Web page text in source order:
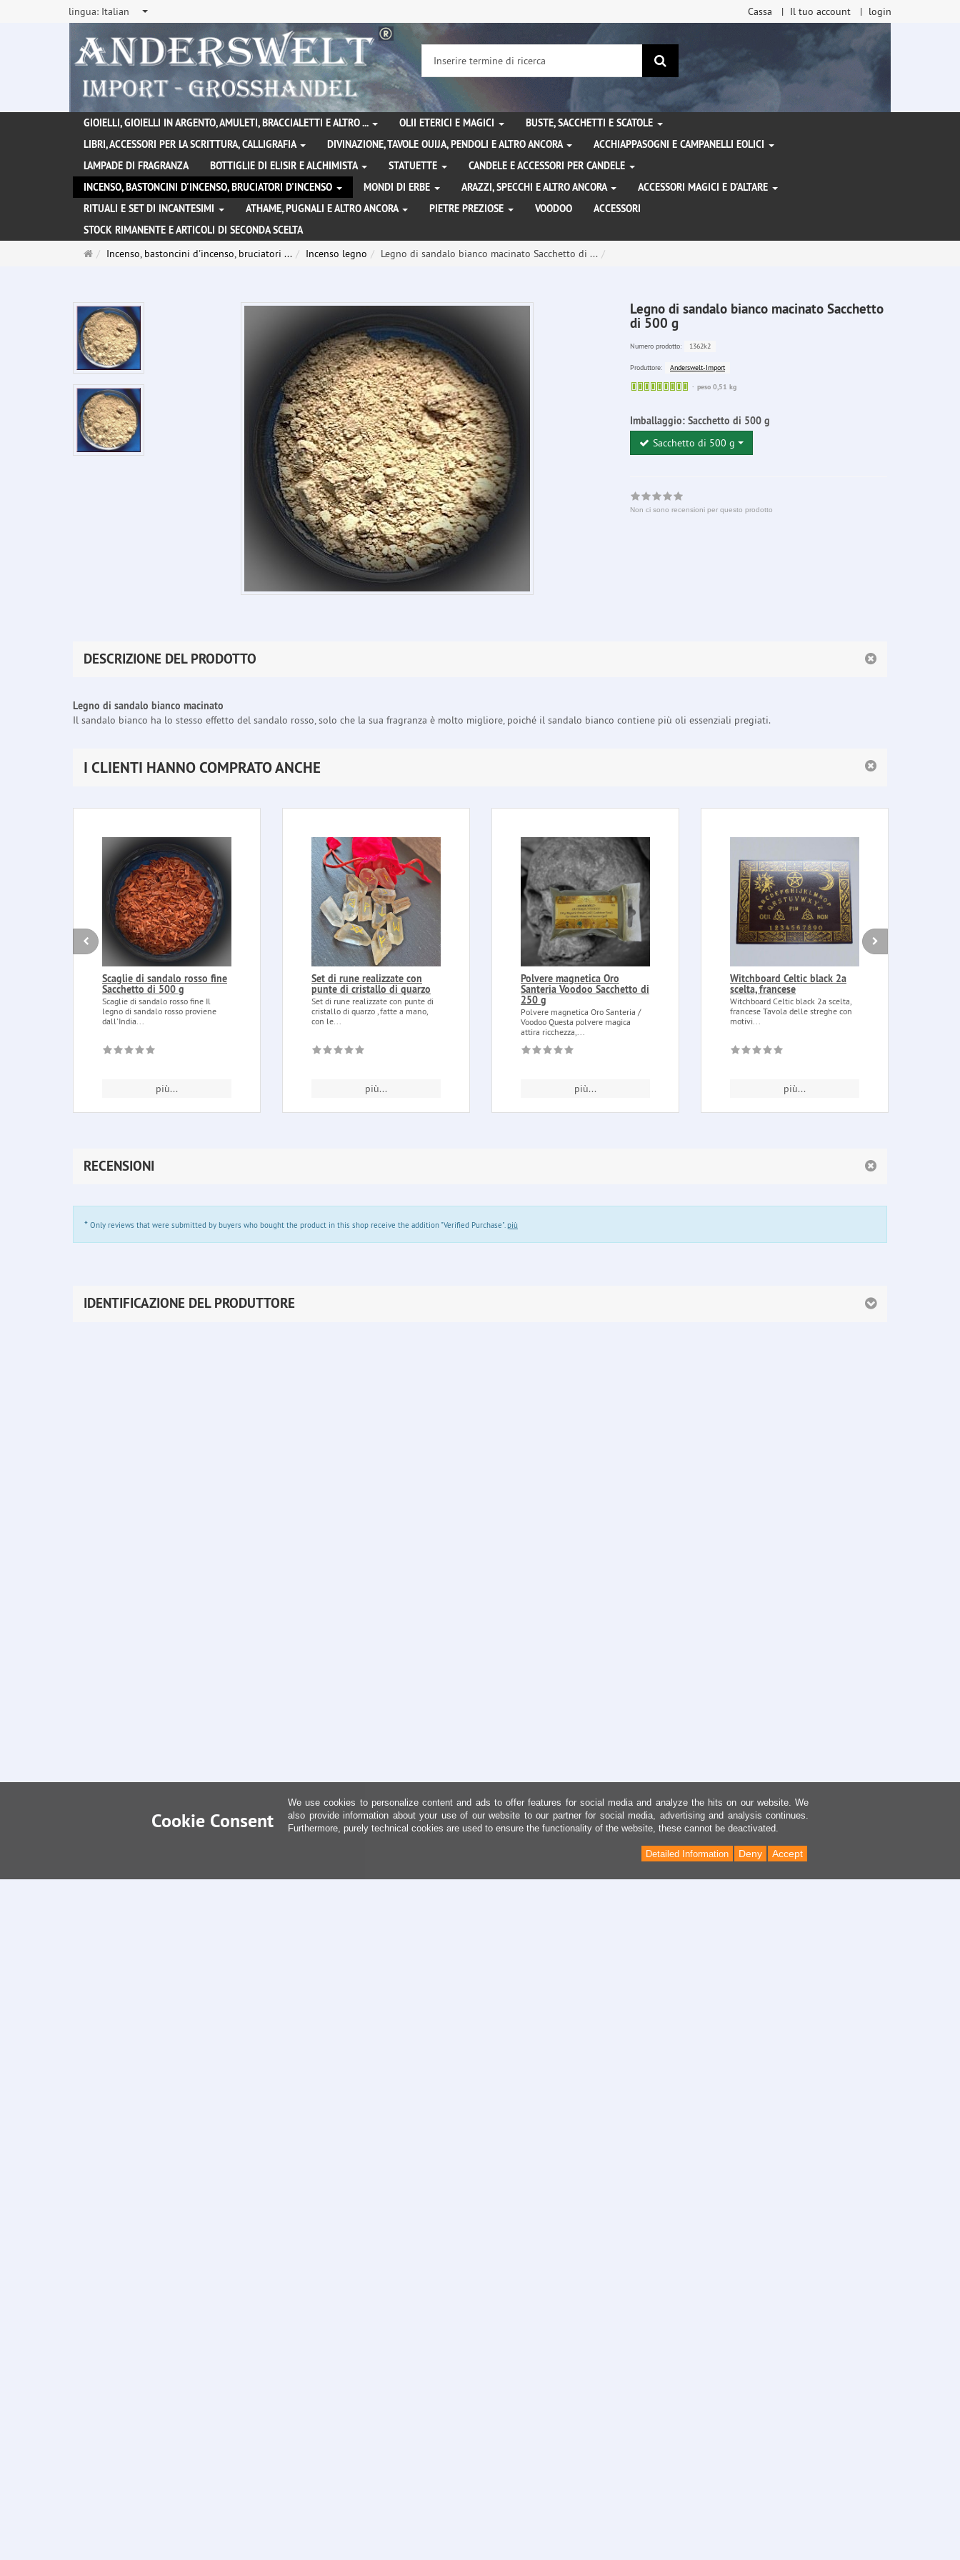
lingua: Italian Cassa Il tuo account login
ricerca
GIOIELLI, GIOIELLI IN ARGENTO, AMULETI, BRACCIALETTI E ALTRO ... OLII ETERICI E MAGICI
BUSTE, SACCHETTI E SCATOLE
LIBRI, ACCESSORI PER LA SCRITTURA, CALLIGRAFIA
DIVINAZIONE, TAVOLE OUIJA, PENDOLI E ALTRO ANCORA
ACCHIAPPASOGNI E CAMPANELLI EOLICI
LAMPADE DI FRAGRANZA
BOTTIGLIE DI ELISIR E ALCHIMISTA STATUETTE
CANDELE E ACCESSORI PER CANDELE
INCENSO, BASTONCINI D'INCENSO, BRUCIATORI D'INCENSO
MONDI DI ERBE ARAZZI, SPECCHI E ALTRO ANCORA
ACCESSORI MAGICI E D'ALTARE
RITUALI E SET DI INCANTESIMI
ATHAME, PUGNALI E ALTRO ANCORA PIETRE PREZIOSE VOODOO
ACCESSORI
STOCK RIMANENTE E ARTICOLI DI SECONDA SCELTA
PaginaIncenso, bastoncini d'incenso, bruciatori ... Incenso legno Legno di sandalo bianco macinato Sacchetto di ...
Legno di sandalo bianco macinato Sacchetto
di 500 g
Numero prodotto: 1362k2
Produttore:
Anderswelt-Import
Sofort
peso 0,51 kg
Imballaggio: Sacchetto di 500 g
Sacchetto di 500 g
Non ci sono recensioni per questo prodotto
DESCRIZIONE DEL PRODOTTO
Legno di sandalo bianco macinato
Il sandalo bianco ha lo stesso effetto del sandalo rosso, solo che la sua fragranza è molto migliore, poiché il sandalo bianco contiene più oli essenziali pregiati.
I CLIENTI HANNO COMPRATO ANCHE
Scaglie di sandalo rosso fine
Sacchetto di 500 g
Scaglie di sandalo rosso fine Il
legno di sandalo rosso proviene
dall'India...
più...
Set di rune realizzate con
punte di cristallo di quarzo
Set di rune realizzate con punte di
cristallo di quarzo , fatte a mano,
con le...
più...
Polvere magnetica Oro
Santeria Voodoo Sacchetto di
250 g
Polvere magnetica Oro Santeria /
Voodoo Questa polvere magica
attira ricchezza,...
più...
Witchboard Celtic black 2a
scelta, francese
Witchboard Celtic black 2a scelta,
francese Tavola delle streghe con
motivi...
più...
RECENSIONI
* Only reviews that were submitted by buyers who bought the product in this shop receive the addition "Verified Purchase".più
IDENTIFICAZIONE DEL PRODUTTORE
Cookie Consent
We use cookies to personalize content and ads to offer features for social media and analyze the hits on our website. We
also provide information about your use of our website to our partner for social media, advertising and analysis continues.
Furthermore, purely technical cookies are used to ensure the functionality of the website, these cannot be deactivated.
Accept
Deny
Detailed Information